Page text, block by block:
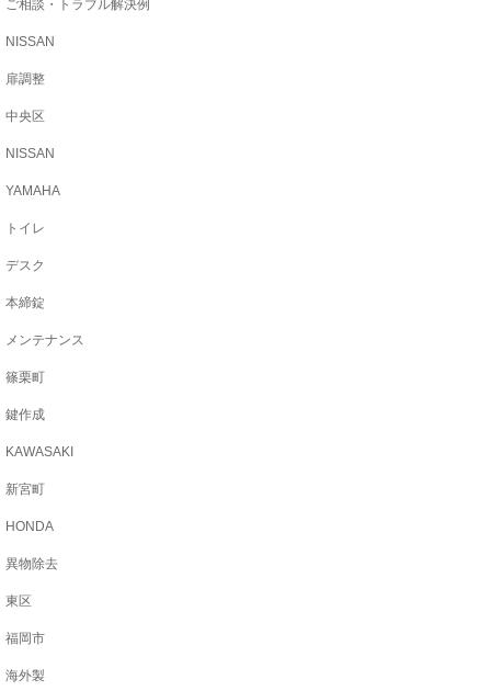
ご相談・トラブル解決例
NISSAN
扉調整
中央区
NISSAN
YAMAHA
トイレ
デスク
本締錠
メンテナンス
篠栗町
鍵作成
KAWASAKI
新宮町
HONDA
異物除去
東区
福岡市
海外製